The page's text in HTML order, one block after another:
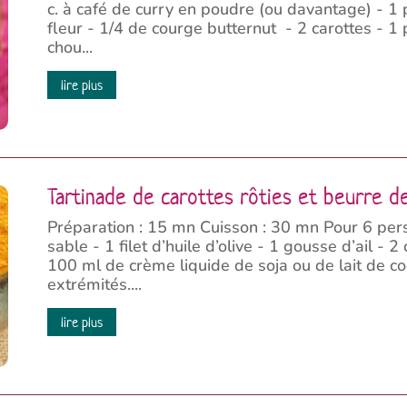
c. à café de curry en poudre (ou davantage) -
fleur - 1/4 de courge butternut - 2 carottes -
chou...
lire plus
Tartinade de carottes rôties et beurre
Préparation : 15 mn Cuisson : 30 mn Pour 6
sable - 1 filet d’huile d’olive - 1 gousse d’ail -
100 ml de crème liquide de soja ou de lait de
extrémités....
lire plus